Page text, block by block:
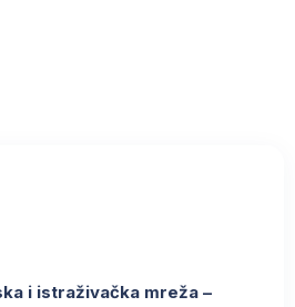
i istraživačka mreža –